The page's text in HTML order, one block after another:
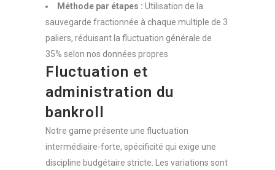
Méthode par étapes : Utilisation de la
sauvegarde fractionnée à chaque multiple de 3
paliers, réduisant la fluctuation générale de
35% selon nos données propres
Fluctuation et
administration du
bankroll
Notre game présente une fluctuation
intermédiaire-forte, spécificité qui exige une
discipline budgétaire stricte. Les variations sont